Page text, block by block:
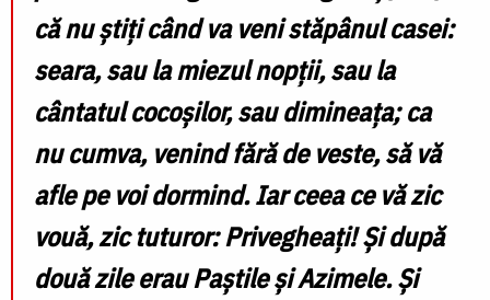
că nu știți când va veni stăpânul casei:
seara, sau la miezul nopții, sau la
cântatul cocoșilor, sau dimineața; ca
nu cumva, venind fără de veste, să vă
afle pe voi dormind. Iar ceea ce vă zic
vouă, zic tuturor: Privegheați! Și după
două zile erau Paștile și Azimele. Și